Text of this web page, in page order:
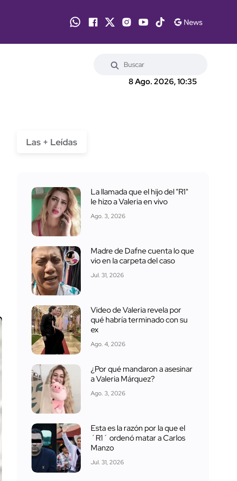
8 Ago. 2026, 10:35
Las + Leídas
La llamada que el hijo del "R1"
le hizo a Valeria en vivo
Ago. 3, 2026
Madre de Dafne cuenta lo que
vio en la carpeta del caso
Jul. 31, 2026
Video de Valeria revela por
qué habría terminado con su
ex
Ago. 4, 2026
¿Por qué mandaron a asesinar
a Valeria Márquez?
Ago. 3, 2026
Esta es la razón por la que el
´R1´ ordenó matar a Carlos
Manzo
Jul. 31, 2026